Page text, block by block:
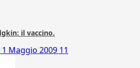
il vaccino.
1 Maggio 2009 11